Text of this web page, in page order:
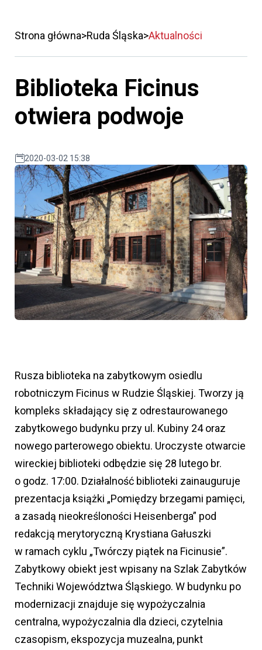
Strona główna Ruda Śląska Aktualności
Biblioteka Ficinus
otwiera podwoje
2020-03-02 15:38
Rusza biblioteka na zabytkowym osiedlu
robotniczym Ficinus w Rudzie Śląskiej. Tworzy ją
kompleks składający się z odrestaurowanego
zabytkowego budynku przy ul. Kubiny 24 oraz
nowego parterowego obiektu. Uroczyste otwarcie
wireckiej biblioteki odbędzie się 28 lutego br.
o godz. 17:00. Działalność biblioteki zainauguruje
prezentacja książki „Pomiędzy brzegami pamięci,
a zasadą nieokreśloności Heisenberga” pod
redakcją merytoryczną Krystiana Gałuszki
w ramach cyklu „Twórczy piątek na Ficinusie”.
Zabytkowy obiekt jest wpisany na Szlak Zabytków
Techniki Województwa Śląskiego. W budynku po
modernizacji znajduje się wypożyczalnia
centralna, wypożyczalnia dla dzieci, czytelnia
czasopism, ekspozycja muzealna, punkt